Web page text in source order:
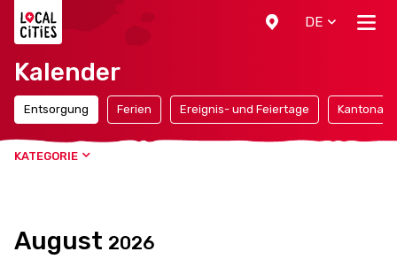
DE
Kalender
Entsorgung Ferien Ereignis- und Feiertage Kantonale
KATEGORIE
August 2026